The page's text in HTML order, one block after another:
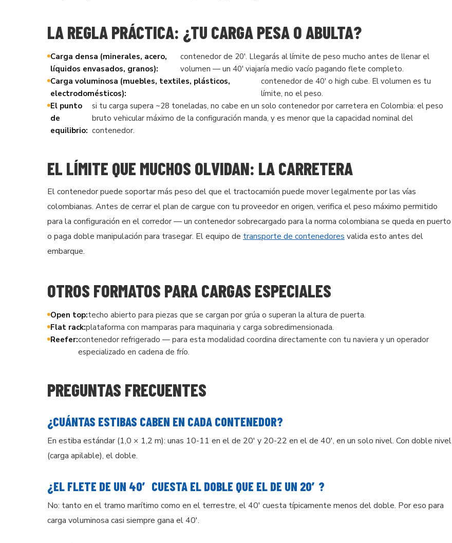
LA REGLA PRÁCTICA: ¿TU CARGA PESA O ABULTA?
Carga densa (minerales, acero,
líquidos envasados, granos):
contenedor de 20′. Llegarás al límite de peso mucho antes de llenar el
volumen — un 40′ viajaría medio vacío pagando flete completo.
Carga voluminosa (muebles, textiles, plásticos,
electrodomésticos):
contenedor de 40′ o high cube. El volumen es tu
límite, no el peso.
El punto
de
equilibrio:
si tu carga supera ~28 toneladas, no cabe en un solo contenedor por carretera en Colombia: el peso
bruto vehicular máximo de la configuración manda, y es menor que la capacidad nominal del
contenedor.
EL LÍMITE QUE MUCHOS OLVIDAN: LA CARRETERA
El contenedor puede soportar más peso del que el tractocamión puede mover legalmente por las vías
colombianas. Antes de cerrar el plan de cargue con tu proveedor en origen, verifica el peso máximo permitido
para la configuración en el corredor — un contenedor sobrecargado para la norma colombiana se queda en puerto
o paga doble manipulación para trasegar. El equipo de transporte de contenedores valida esto antes del
embarque.
OTROS FORMATOS PARA CARGAS ESPECIALES
Open top:techo abierto para piezas que se cargan por grúa o superan la altura de puerta.
Flat rack:plataforma con mamparas para maquinaria y carga sobredimensionada.
Reefer:contenedor refrigerado — para esta modalidad coordina directamente con tu naviera y un operador
especializado en cadena de frío.
PREGUNTAS FRECUENTES
¿CUÁNTAS ESTIBAS CABEN EN CADA CONTENEDOR?
En estiba estándar (1,0 × 1,2 m): unas 10-11 en el de 20′ y 20-22 en el de 40′, en un solo nivel. Con doble nivel
(carga apilable), el doble.
¿EL FLETE DE UN 40′ CUESTA EL DOBLE QUE EL DE UN 20′?
No: tanto en el tramo marítimo como en el terrestre, el 40′ cuesta típicamente menos del doble. Por eso para
carga voluminosa casi siempre gana el 40′.